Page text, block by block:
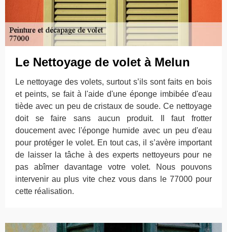
Le Nettoyage de volet à Melun
Le nettoyage des volets, surtout s’ils sont faits en bois
et peints, se fait à l'aide d'une éponge imbibée d'eau
tiède avec un peu de cristaux de soude. Ce nettoyage
doit se faire sans aucun produit. Il faut frotter
doucement avec l'éponge humide avec un peu d'eau
pour protéger le volet. En tout cas, il s’avère important
de laisser la tâche à des experts nettoyeurs pour ne
pas abîmer davantage votre volet. Nous pouvons
intervenir au plus vite chez vous dans le 77000 pour
cette réalisation.